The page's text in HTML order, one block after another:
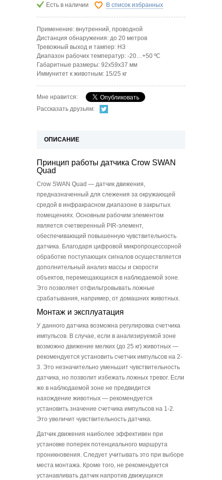
Есть в наличии В список избранных
Применение: внутренний, проводной
Дистанция обнаружения: до 20 метров
Тревожный выход и тампер: НЗ
Диапазон рабочих температур: -20…+50 ºС
Габаритные размеры: 92х59х37 мм
Иммунитет к животным: 15/25 кг
Мне нравится:
Рассказать друзьям:
ОПИСАНИЕ
Принцип работы датчика Crow SWAN
Quad
Crow SWAN Quad — датчик движения,
предназначенный для слежения за окружающей
средой в инфракрасном диапазоне в закрытых
помещениях. Основным рабочим элементом
является счетверенный PIR-элемент,
обеспечивающий повышенную чувствительность
датчика. Благодаря цифровой микропроцессорной
обработке поступающих сигналов осуществляется
дополнительный анализ массы и скорости
объектов, перемещающихся в наблюдаемой зоне.
Это позволяет отфильтровывать ложные
срабатывания, например, от домашних животных.
Монтаж и эксплуатация
У данного датчика возможна регулировка счетчика
импульсов. В случае, если в анализируемой зоне
возможно движение мелких (до 25 кг) животных —
рекомендуется установить счетчик импульсов на 2-
3. Это незначительно уменьшит чувствительность
датчика, но позволит избежать ложных тревог. Если
же в наблюдаемой зоне не предвидится
нахождение животных — рекомендуется
установить значение счетчика импульсов на 1-2.
Это увеличит чувствительность датчика.
Датчик движения наиболее эффективен при
установке поперек потенциального маршрута
проникновения. Следует учитывать это при выборе
места монтажа. Кроме того, не рекомендуется
устанавливать датчик напротив движущихся